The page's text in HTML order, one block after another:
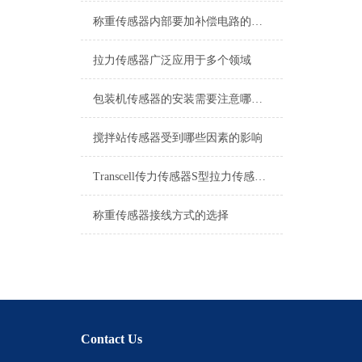
称重传感器内部要加补偿电路的原因解析
拉力传感器广泛应用于多个领域
包装机传感器的安装需要注意哪些问题？
搅拌站传感器受到哪些因素的影响
Transcell传力传感器S型拉力传感器接线方式
称重传感器接线方式的选择
Contact Us